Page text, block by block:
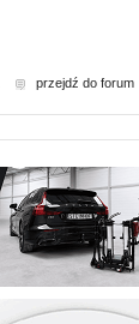
przejdź do forum